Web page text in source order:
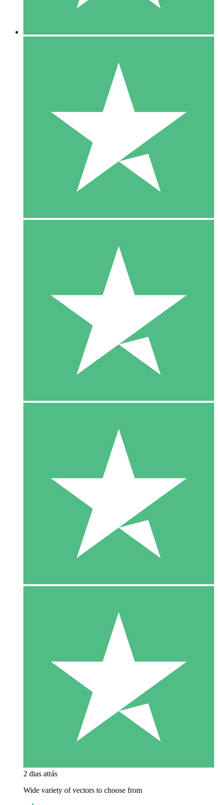
2 dias atrás
Wide variety of vectors to choose from